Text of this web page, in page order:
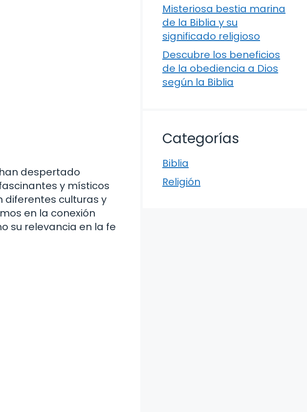
despertado
y místicos
diferentes culturas y
en la conexión
su relevancia en la fe
Misteriosa bestia marina
de la Biblia y su
significado religioso
Descubre los beneficios
de la obediencia a Dios
según la Biblia
Categorías
Biblia
Religión